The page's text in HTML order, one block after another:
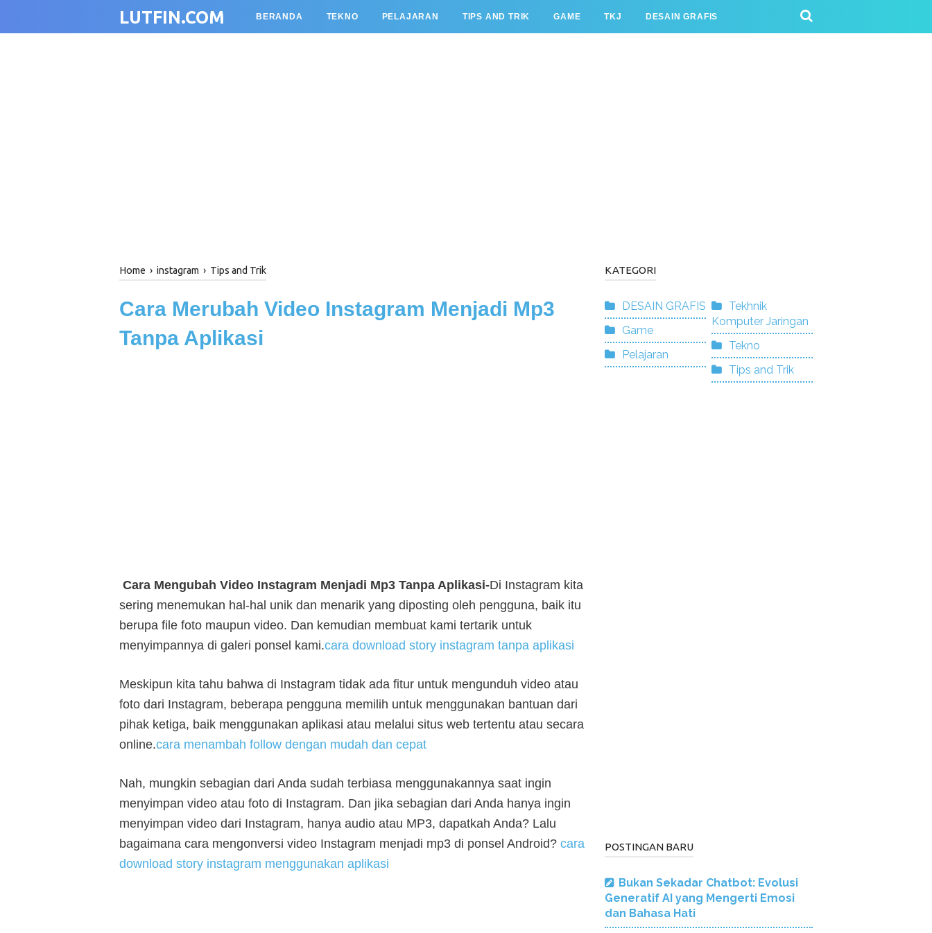
LUTFIN.COM BERANDA TEKNO PELAJARAN TIPS AND TRIK GAME TKJ DESAIN GRAFIS
Home › instagram › Tips and Trik
Cara Merubah Video Instagram Menjadi Mp3
Tanpa Aplikasi
Cara Mengubah Video Instagram Menjadi Mp3 Tanpa Aplikasi-Di Instagram kita
sering menemukan hal-hal unik dan menarik yang diposting oleh pengguna, baik itu
berupa file foto maupun video. Dan kemudian membuat kami tertarik untuk
menyimpannya di galeri ponsel kami.cara download story instagram tanpa aplikasi
Meskipun kita tahu bahwa di Instagram tidak ada fitur untuk mengunduh video atau
foto dari Instagram, beberapa pengguna memilih untuk menggunakan bantuan dari
pihak ketiga, baik menggunakan aplikasi atau melalui situs web tertentu atau secara
online.cara menambah follow dengan mudah dan cepat
Nah, mungkin sebagian dari Anda sudah terbiasa menggunakannya saat ingin
menyimpan video atau foto di Instagram. Dan jika sebagian dari Anda hanya ingin
menyimpan video dari Instagram, hanya audio atau MP3, dapatkah Anda? Lalu
bagaimana cara mengonversi video Instagram menjadi mp3 di ponsel Android? cara
download story instagram menggunakan aplikasi
KATEGORI
DESAIN GRAFIS
Game
Pelajaran
Tekhnik
Komputer Jaringan
Tekno
Tips and Trik
POSTINGAN BARU
Bukan Sekadar Chatbot: Evolusi
Generatif AI yang Mengerti Emosi
dan Bahasa Hati